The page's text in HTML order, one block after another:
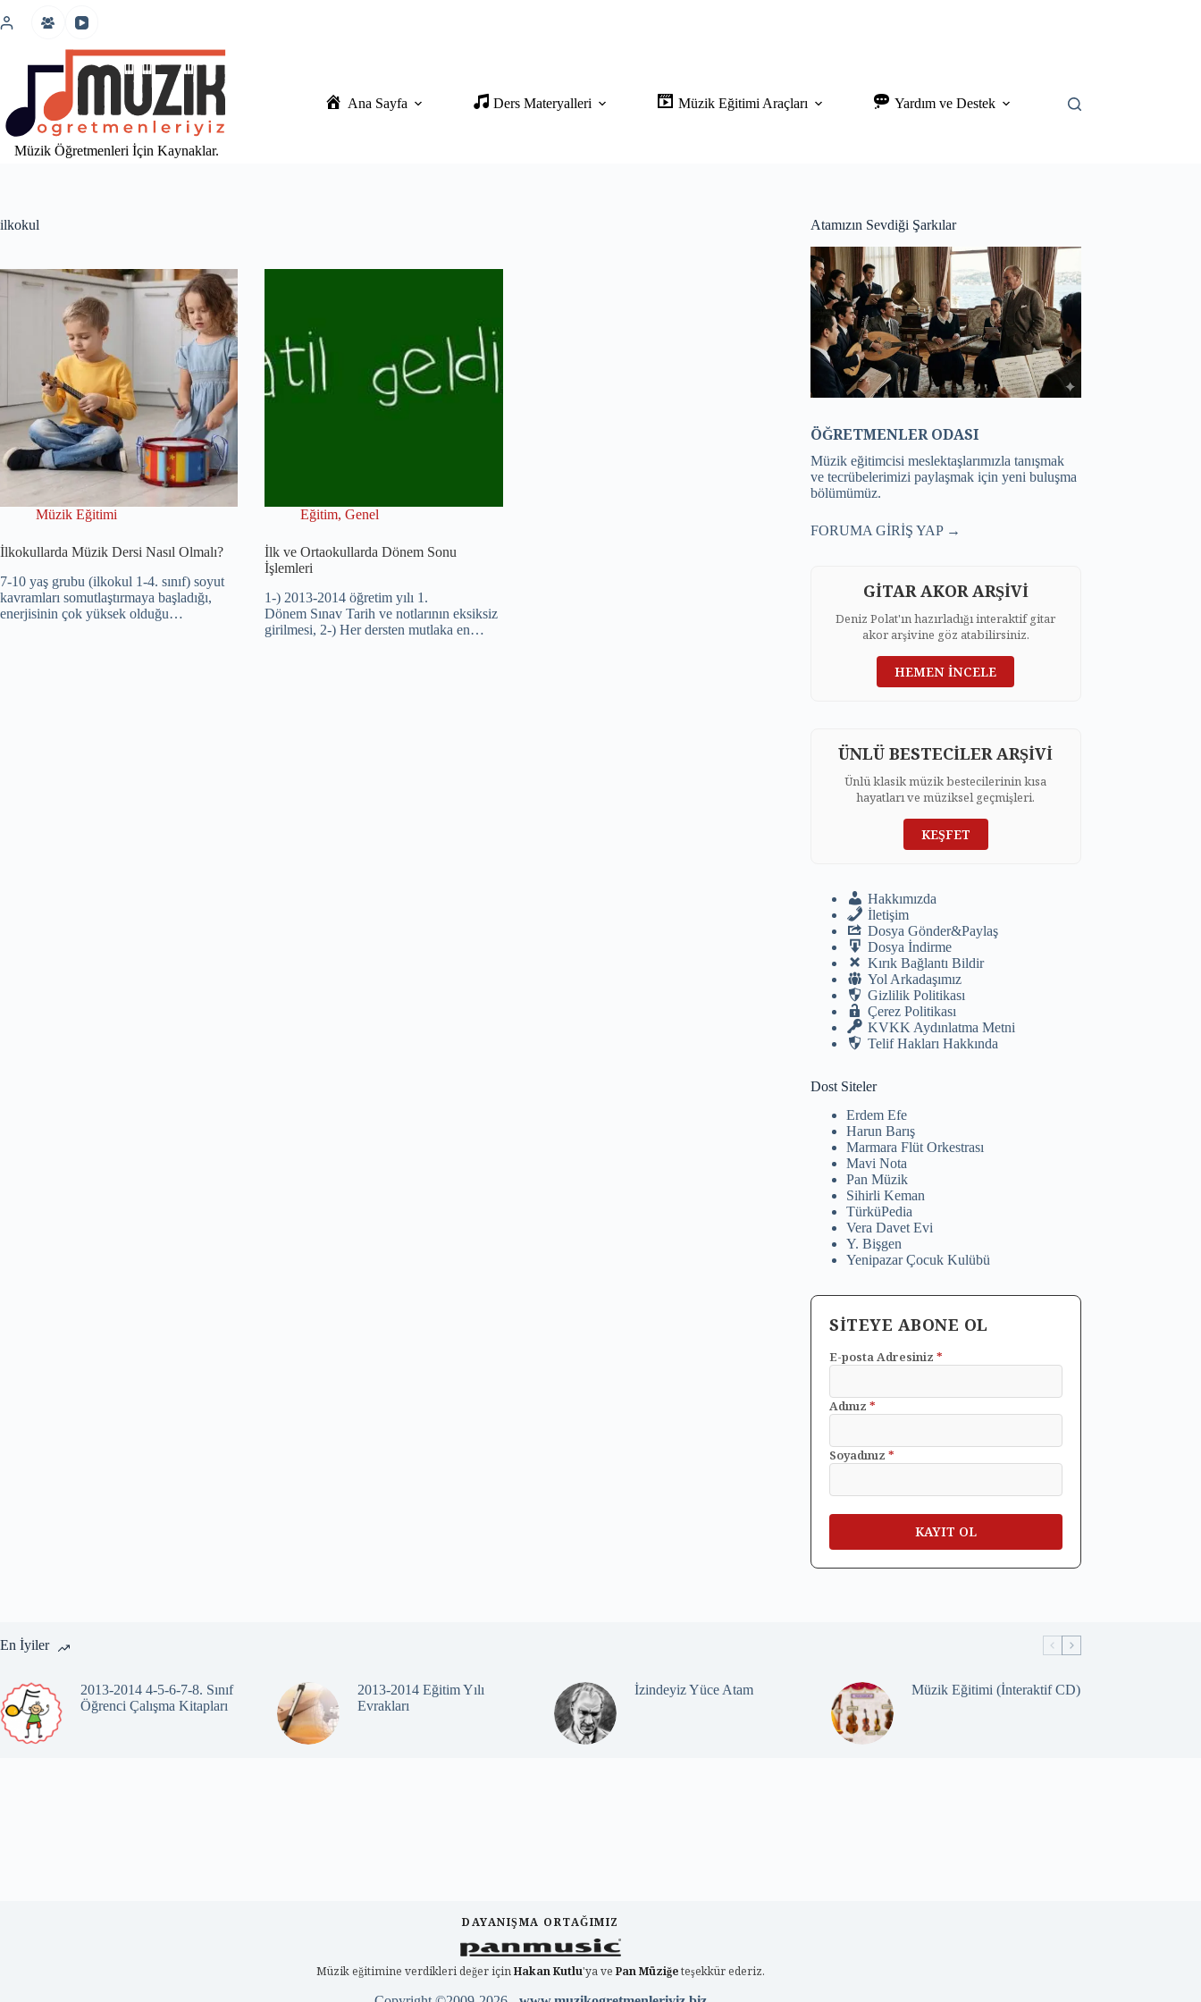
atla
Müzik Öğretmenleri İçin Kaynaklar.
Ana Sayfa Ders Materyalleri Müzik Eğitimi Araçları Yardım ve Destek
ilkokul
Müzik Eğitimi
İlkokullarda Müzik Dersi Nasıl Olmalı?
7-10 yaş grubu (ilkokul 1-4. sınıf) soyut
kavramları somutlaştırmaya başladığı,
enerjisinin çok yüksek olduğu…
Eğitim,Genel
İlk ve Ortaokullarda Dönem Sonu
İşlemleri
1-) 2013-2014 öğretim yılı 1.
Dönem Sınav Tarih ve notlarının eksiksiz
girilmesi, 2-) Her dersten mutlaka en…
Atamızın Sevdiği Şarkılar
ÖĞRETMENLER ODASI
Müzik eğitimcisi meslektaşlarımızla tanışmak
ve tecrübelerimizi paylaşmak için yeni buluşma
bölümümüz.
FORUMA GİRİŞ YAP →
GİTAR AKOR ARŞİVİ
Deniz Polat'ın hazırladığı interaktif gitar
akor arşivine göz atabilirsiniz.
HEMEN İNCELE
ÜNLÜ BESTECİLER ARŞİVİ
Ünlü klasik müzik bestecilerinin kısa
hayatları ve müziksel geçmişleri.
KEŞFET
Hakkımızda
İletişim
Dosya Gönder&Paylaş
Dosya İndirme
Kırık Bağlantı Bildir
Yol Arkadaşımız
Gizlilik Politikası
Çerez Politikası
KVKK Aydınlatma Metni
Telif Hakları Hakkında
Dost Siteler
Erdem Efe
Harun Barış
Marmara Flüt Orkestrası
Mavi Nota
Pan Müzik
Sihirli Keman
TürküPedia
Vera Davet Evi
Y. Bişgen
Yenipazar Çocuk Kulübü
SİTEYE ABONE OL
E-posta Adresiniz*
Adınız*
Soyadınız*
En İyiler
2013-2014 4-5-6-7-8. Sınıf
Öğrenci Çalışma Kitapları
2013-2014 Eğitim Yılı
Evrakları
İzindeyiz Yüce Atam Müzik Eğitimi (İnteraktif CD)
DAYANIŞMA ORTAĞIMIZ
Müzik eğitimine verdikleri değer içinHakan Kutlu'ya ve Pan Müziğeteşekkür ederiz.